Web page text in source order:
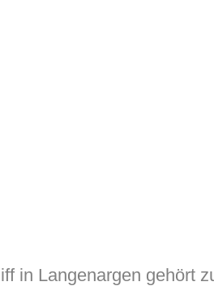
in Langenargen gehört